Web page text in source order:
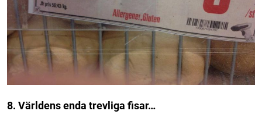
8. Världens enda trevliga fisar…